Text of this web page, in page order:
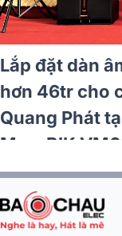
Philips
điện
70,
70)